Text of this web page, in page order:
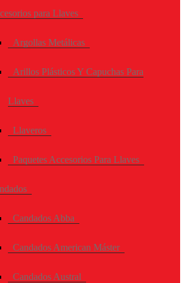
para Llaves
Argollas Metálicas
Arillos Plásticos Y Capuchas Para
Llaves
Llaveros
Paquetes Accesorios Para Llaves
Candados Abba
Candados American Máster
Candados Austral